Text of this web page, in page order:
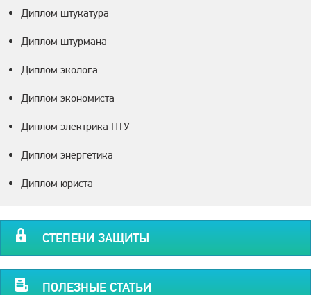
Диплом штукатура
Диплом штурмана
Диплом эколога
Диплом экономиста
Диплом электрика ПТУ
Диплом энергетика
Диплом юриста
СТЕПЕНИ ЗАЩИТЫ
ПОЛЕЗНЫЕ СТАТЬИ